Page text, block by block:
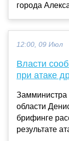
города
12:00, 09 Июл
Власти
при атаке
Замминистра
области
брифинге
результате